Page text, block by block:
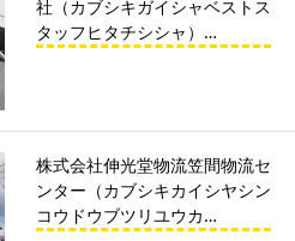
社（カブシキガイシャベストス
タッフヒタチシシャ）…
株式会社伸光堂物流笠間物流セ
ンター（カブシキカイシヤシン
コウドウブツリユウカ…